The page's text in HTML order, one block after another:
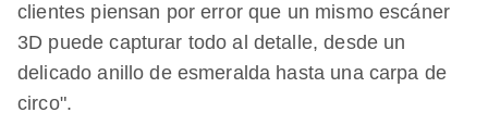
clientes piensan por error que un mismo escáner
3D puede capturar todo al detalle, desde un
delicado anillo de esmeralda hasta una carpa de
circo".